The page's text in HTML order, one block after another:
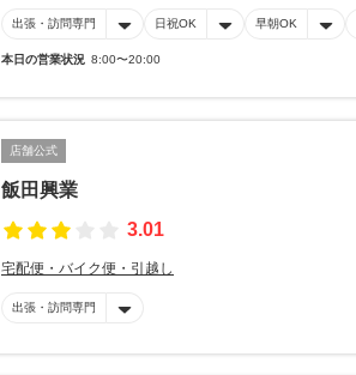
出張・訪問専門 日祝OK 早朝OK
本日の営業状況 8:00〜20:00
店舗公式
飯田興業
3.01
宅配便・バイク便・引越し
出張・訪問専門